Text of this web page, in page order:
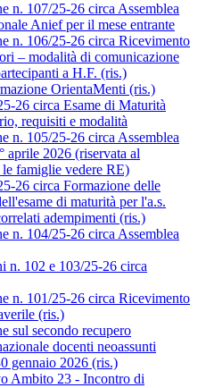
n. 107/25-26 circa Assemblea
Anief per il mese entrante
n. 106/25-26 circa Ricevimento
– modalità di comunicazione
a H.F. (ris.)
OrientaMenti (ris.)
26 circa Esame di Maturità
requisiti e modalità
n. 105/25-26 circa Assemblea
aprile 2026 (riservata al
le famiglie vedere RE)
26 circa Formazione delle
di maturità per l'a.s.
adempimenti (ris.)
n. 104/25-26 circa Assemblea
n. 102 e 103/25-26 circa
n. 101/25-26 circa Ricevimento
(ris.)
sul secondo recupero
docenti neoassunti
gennaio 2026 (ris.)
Ambito 23 - Incontro di